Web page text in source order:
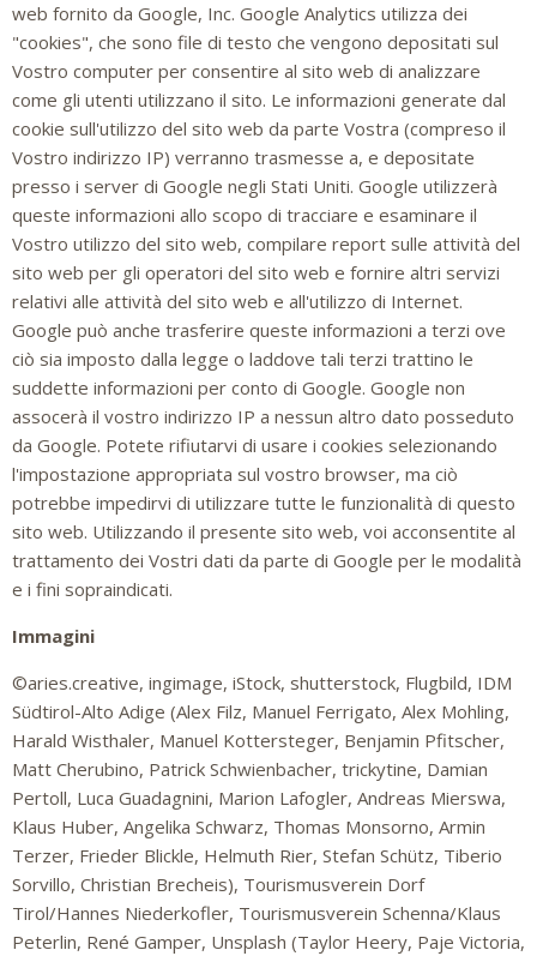
web fornito da Google, Inc. Google Analytics utilizza dei
"cookies", che sono file di testo che vengono depositati sul
Vostro computer per consentire al sito web di analizzare
come gli utenti utilizzano il sito. Le informazioni generate dal
cookie sull'utilizzo del sito web da parte Vostra (compreso il
Vostro indirizzo IP) verranno trasmesse a, e depositate
presso i server di Google negli Stati Uniti. Google utilizzerà
queste informazioni allo scopo di tracciare e esaminare il
Vostro utilizzo del sito web, compilare report sulle attività del
sito web per gli operatori del sito web e fornire altri servizi
relativi alle attività del sito web e all'utilizzo di Internet.
Google può anche trasferire queste informazioni a terzi ove
ciò sia imposto dalla legge o laddove tali terzi trattino le
suddette informazioni per conto di Google. Google non
assocerà il vostro indirizzo IP a nessun altro dato posseduto
da Google. Potete rifiutarvi di usare i cookies selezionando
l'impostazione appropriata sul vostro browser, ma ciò
potrebbe impedirvi di utilizzare tutte le funzionalità di questo
sito web. Utilizzando il presente sito web, voi acconsentite al
trattamento dei Vostri dati da parte di Google per le modalità
e i fini sopraindicati.
Immagini
©aries.creative, ingimage, iStock, shutterstock, Flugbild, IDM
Südtirol-Alto Adige (Alex Filz, Manuel Ferrigato, Alex Mohling,
Harald Wisthaler, Manuel Kottersteger, Benjamin Pfitscher,
Matt Cherubino, Patrick Schwienbacher, trickytine, Damian
Pertoll, Luca Guadagnini, Marion Lafogler, Andreas Mierswa,
Klaus Huber, Angelika Schwarz, Thomas Monsorno, Armin
Terzer, Frieder Blickle, Helmuth Rier, Stefan Schütz, Tiberio
Sorvillo, Christian Brecheis), Tourismusverein Dorf
Tirol/Hannes Niederkofler, Tourismusverein Schenna/Klaus
Peterlin, René Gamper, Unsplash (Taylor Heery, Paje Victoria,